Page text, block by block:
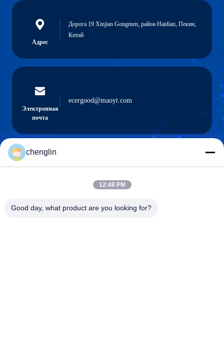
Адрес
Дорога 19 Xinjian Gongmen, район Haidian, Пекин,
Китай
Электронная
почта
ecergood@maoyt.com
chenglin
12:48 PM
Good day, what product are you looking for?